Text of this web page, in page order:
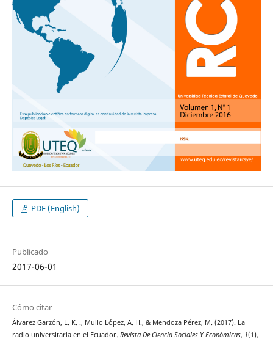
PDF (English)
Publicado
2017-06-01
Cómo citar
Álvarez Garzón, L. K. ., Mullo López, A. H., & Mendoza Pérez, M. (2017). La
radio universitaria en el Ecuador. Revista De Ciencia Sociales Y Económicas, 1(1),